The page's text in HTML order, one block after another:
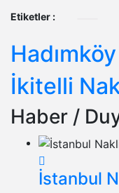
Etiketler :
İkitelli
Haber /
İstanbul